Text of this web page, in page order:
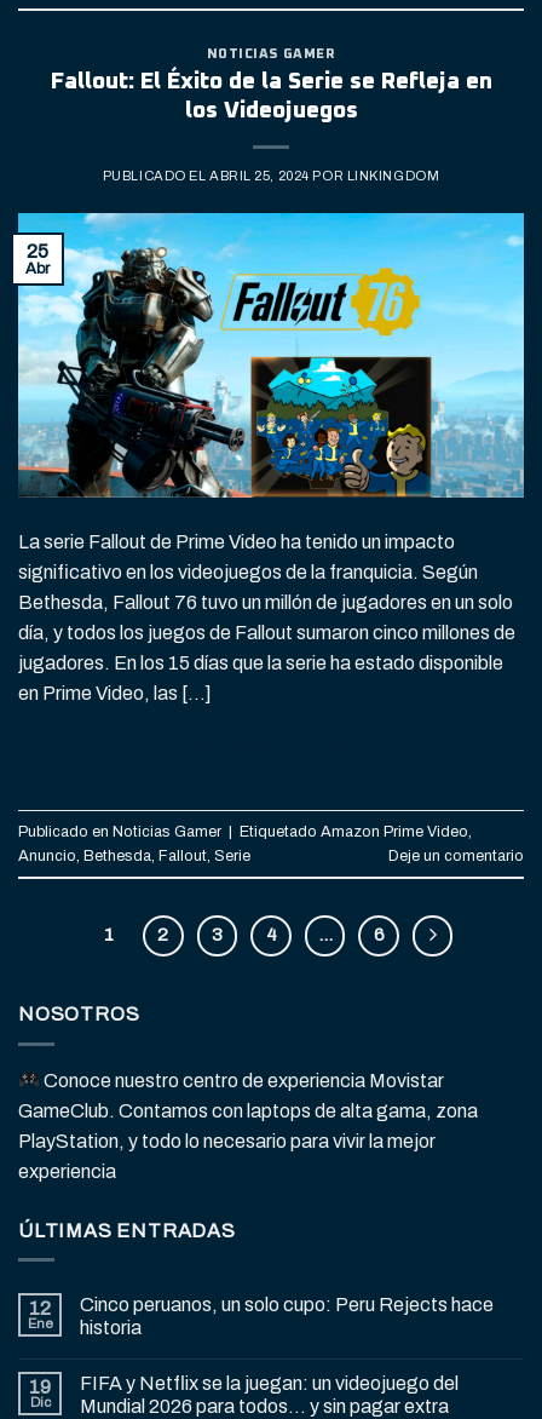
NOTICIAS GAMER
Fallout: El Éxito de la Serie se Refleja en
los Videojuegos
PUBLICADO EL ABRIL 25, 2024 POR LINKINGDOM
25
Abr
La serie Fallout de Prime Video ha tenido un impacto
significativo en los videojuegos de la franquicia. Según
Bethesda, Fallout 76 tuvo un millón de jugadores en un solo
día, y todos los juegos de Fallout sumaron cinco millones de
jugadores. En los 15 días que la serie ha estado disponible
en Prime Video, las […]
Publicado en Noticias Gamer | Etiquetado Amazon Prime Video
Anuncio Bethesda Fallout Serie Deje un comentario
1 2 3 4 … 6
NOSOTROS
Conoce nuestro centro de experiencia Movistar
GameClub. Contamos con laptops de alta gama, zona
PlayStation, y todo lo necesario para vivir la mejor
experiencia
ÚLTIMAS ENTRADAS
12
Ene
Cinco peruanos, un solo cupo: Peru Rejects hace
historia
19
Dic
FIFA y Netflix se la juegan: un videojuego del
Mundial 2026 para todos… y sin pagar extra